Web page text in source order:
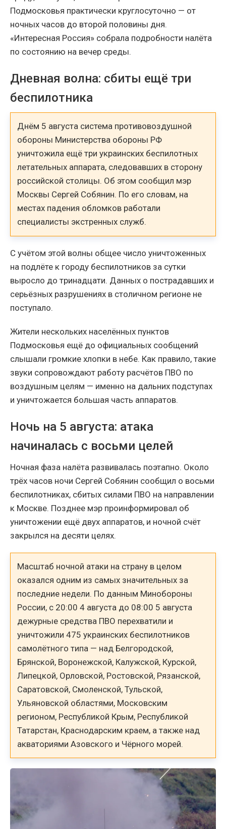
Подмосковья практически круглосуточно — от
ночных часов до второй половины дня.
«Интересная Россия» собрала подробности налёта
по состоянию на вечер среды.
Дневная волна: сбиты ещё три
беспилотника
Днём 5 августа система противовоздушной
обороны Министерства обороны РФ
уничтожила ещё три украинских беспилотных
летательных аппарата, следовавших в сторону
российской столицы. Об этом сообщил мэр
Москвы Сергей Собянин. По его словам, на
местах падения обломков работали
специалисты экстренных служб.
С учётом этой волны общее число уничтоженных
на подлёте к городу беспилотников за сутки
выросло до тринадцати. Данных о пострадавших и
серьёзных разрушениях в столичном регионе не
поступало.
Жители нескольких населённых пунктов
Подмосковья ещё до официальных сообщений
слышали громкие хлопки в небе. Как правило, такие
звуки сопровождают работу расчётов ПВО по
воздушным целям — именно на дальних подступах
и уничтожается большая часть аппаратов.
Ночь на 5 августа: атака
начиналась с восьми целей
Ночная фаза налёта развивалась поэтапно. Около
трёх часов ночи Сергей Собянин сообщил о восьми
беспилотниках, сбитых силами ПВО на направлении
к Москве. Позднее мэр проинформировал об
уничтожении ещё двух аппаратов, и ночной счёт
закрылся на десяти целях.
Масштаб ночной атаки на страну в целом
оказался одним из самых значительных за
последние недели. По данным Минобороны
России, с 20:00 4 августа до 08:00 5 августа
дежурные средства ПВО перехватили и
уничтожили 475 украинских беспилотников
самолётного типа — над Белгородской,
Брянской, Воронежской, Калужской, Курской,
Липецкой, Орловской, Ростовской, Рязанской,
Саратовской, Смоленской, Тульской,
Ульяновской областями, Московским
регионом, Республикой Крым, Республикой
Татарстан, Краснодарским краем, а также над
акваториями Азовского и Чёрного морей.